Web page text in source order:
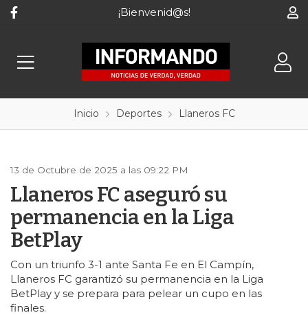
¡Bienvenid@s!
Inicio Deportes Llaneros FC
13 de Octubre de 2025 a las 09:22 PM
Llaneros FC aseguró su
permanencia en la Liga
BetPlay
Con un triunfo 3-1 ante Santa Fe en El Campín,
Llaneros FC garantizó su permanencia en la Liga
BetPlay y se prepara para pelear un cupo en las
finales.